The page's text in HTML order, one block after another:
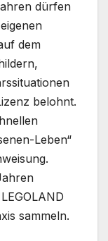
dürfen
dem
belohnt.
Leben“
sammeln.